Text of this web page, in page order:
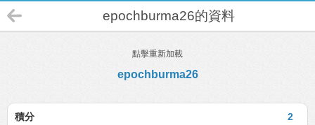
epochburma26的資料
點擊重新加載
epochburma26
2
積分